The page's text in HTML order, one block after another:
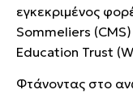
εγκεκριμένος
Sommeliers
Education Trust
Φτάνοντας στο